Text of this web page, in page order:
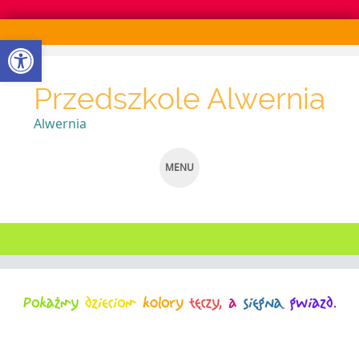
Otwórz pasek narzędzi
Przedszkole Alwernia
Alwernia
MENU
TO